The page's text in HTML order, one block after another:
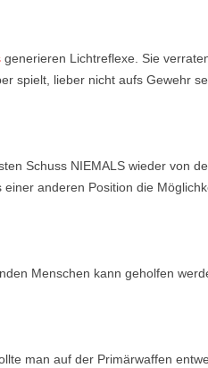
generieren Lichtreflexe. Sie
spielt, lieber nicht aufs Gewehr
Schuss NIEMALS wieder von
anderen Position die
Menschen kann geholfen
man auf der Primärwaffen